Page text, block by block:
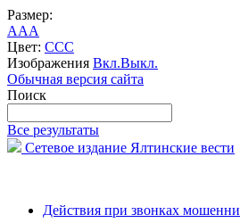
Размер:
AAA
Цвет: CCC
Изображения Вкл.Выкл.
Обычная версия сайта
Поиск
Все результаты
Сетевое издание Ялтинские вести
Действия при звонках